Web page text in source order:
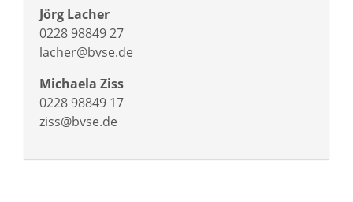
Jörg Lacher
0228 98849 27
lacher@bvse.de
Michaela Ziss
0228 98849 17
ziss@bvse.de